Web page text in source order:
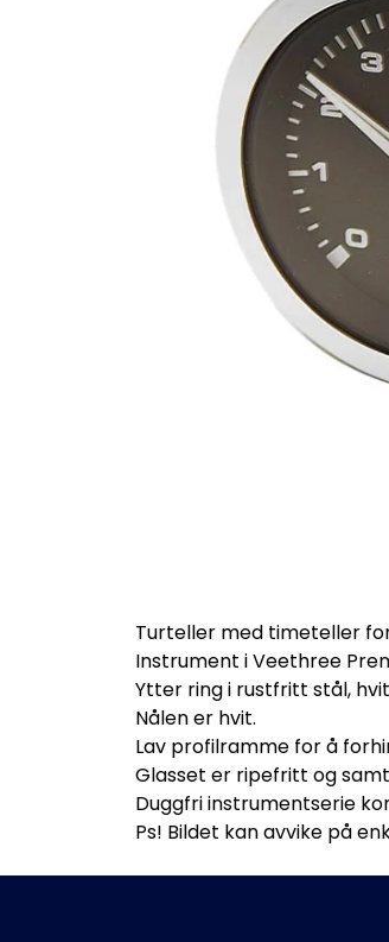
Turteller med timeteller
Instrument i Veethree
Ytter ring i rustfritt stål,
Nålen er hvit.
Lav profilramme for å
Glasset er ripefritt og
Duggfri instrumentserie
Ps! Bildet kan avvike på